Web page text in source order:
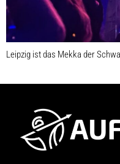
Leipzig ist das Mekka der